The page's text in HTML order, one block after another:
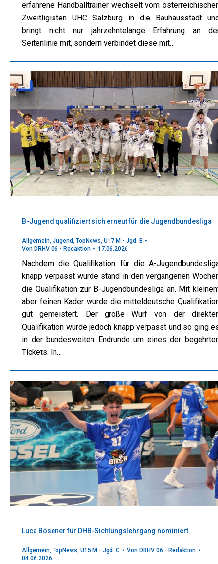
erfahrene Handballtrainer wechselt vom
Zweitligisten UHC Salzburg in die Bauhausstadt
bringt nicht nur jahrzehntelange Erfahrung an
Seitenlinie mit, sondern verbindet diese mit…
B-Jugend qualifiziert sich erneut für die Jugendbundesliga
Allgemein, Jugend, TopNews, U17 M - Jgd. B
Von DRHV 06 - Redaktion 17.06.2026
Nachdem die Qualifikation für die A-
knapp verpasst wurde stand in den vergangenen
die Qualifikation zur B-Jugendbundesliga an. Mit
aber feinen Kader wurde die mitteldeutsche
gut gemeistert. Der große Wurf von der
Qualifikation wurde jedoch knapp verpasst und so ging
in der bundesweiten Endrunde um eines der
Tickets. In…
Luca Bösener für DHB-Sichtungslehrgang nominiert
Allgemein, TopNews, U15 M - Jgd. C Von DRHV 06 - Redaktion
04.06.2026